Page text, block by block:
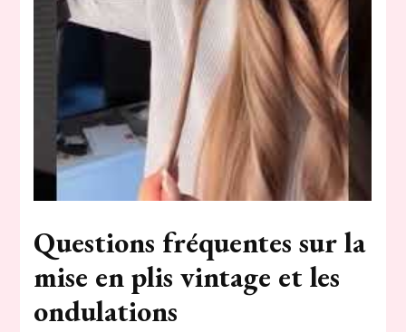
Questions fréquentes sur la
mise en plis vintage et les
ondulations